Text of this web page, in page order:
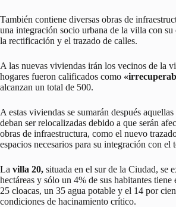
También contiene diversas obras de
una integración socio urbana de la villa con
la rectificación y el trazado de calles.
A las nuevas viviendas irán los vecinos de la
hogares fueron calificados como
alcanzan un total de 500.
A estas viviendas se sumarán después
deban ser relocalizadas debido a que serán
obras de infraestructura, como el nuevo
espacios necesarios para su integración con el
La villa 20, situada en el sur de la Ciudad, se
hectáreas y sólo un 4% de sus habitantes tiene
25 cloacas, un 35 agua potable y el 14 por
condiciones de hacinamiento crítico.